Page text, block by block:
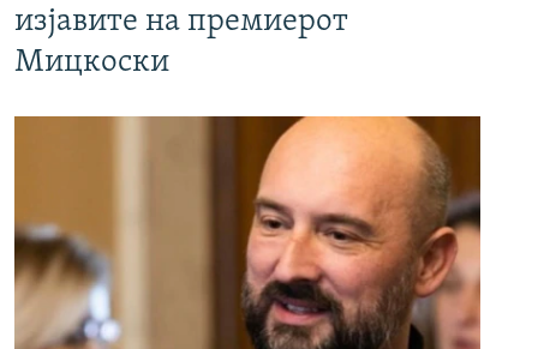
изјавите на премиерот
Мицкоски